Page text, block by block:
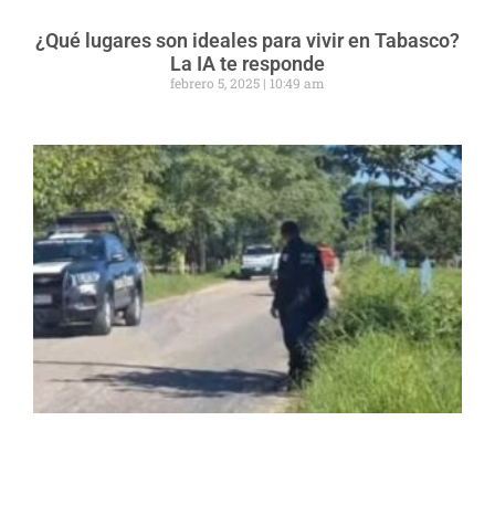
¿Qué lugares son ideales para vivir en Tabasco?
La IA te responde
febrero 5, 2025 10:49 am